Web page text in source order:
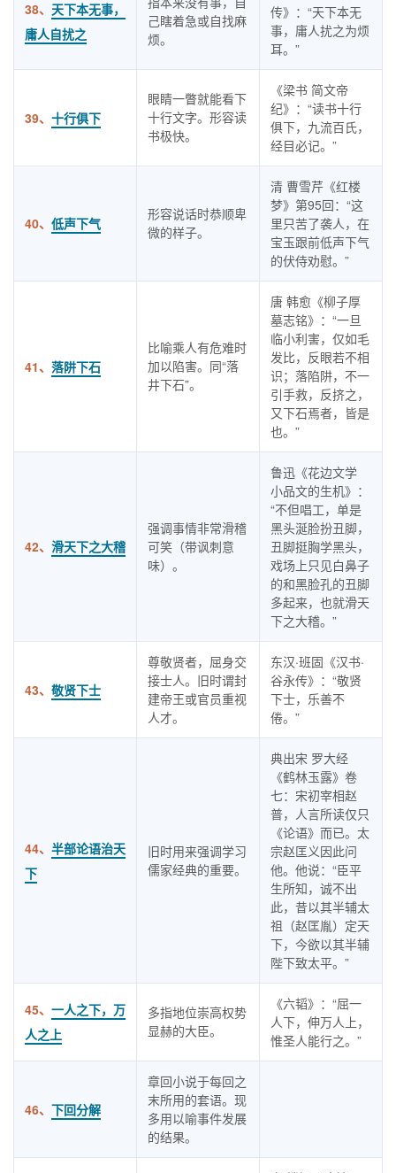
38、 天下本无事，
庸人自扰之
己瞎着急或自找麻
烦。
传》：“天下本无
事，庸人扰之为烦
耳。”
39、 十行俱下
眼睛一瞥就能看下
十行文字。形容读
书极快。
《梁书 简文帝
纪》：“读书十行
俱下，九流百氏，
经目必记。”
40、 低声下气
形容说话时恭顺卑
微的样子。
清 曹雪芹《红楼
梦》第95回：“这
里只苦了袭人，在
宝玉跟前低声下气
的伏侍劝慰。”
41、 落阱下石
比喻乘人有危难时
加以陷害。同“落
井下石”。
唐 韩愈《柳子厚
墓志铭》：“一旦
临小利害，仅如毛
发比，反眼若不相
识；落陷阱，不一
引手救，反挤之，
又下石焉者，皆是
也。”
42、 滑天下之大稽
强调事情非常滑稽
可笑（带讽刺意
味）。
鲁迅《花边文学
小品文的生机》：
“不但唱工，单是
黑头涎脸扮丑脚，
丑脚挺胸学黑头，
戏场上只见白鼻子
的和黑脸孔的丑脚
多起来，也就滑天
下之大稽。”
43、 敬贤下士
尊敬贤者，屈身交
接士人。旧时谓封
建帝王或官员重视
人才。
东汉·班固《汉书·
谷永传》：“敬贤
下士，乐善不
倦。”
44、 半部论语治天
下
旧时用来强调学习
儒家经典的重要。
典出宋 罗大经
《鹤林玉露》卷
七：宋初宰相赵
普，人言所读仅只
《论语》而已。太
宗赵匡义因此问
他。他说：“臣平
生所知，诚不出
此，昔以其半辅太
祖（赵匡胤）定天
下，今欲以其半辅
陛下致太平。”
45、 一人之下，万
人之上
多指地位崇高权势
显赫的大臣。
《六韬》：“屈一
人下，伸万人上，
惟圣人能行之。”
46、 下回分解
章回小说于每回之
末所用的套语。现
多用以喻事件发展
的结果。